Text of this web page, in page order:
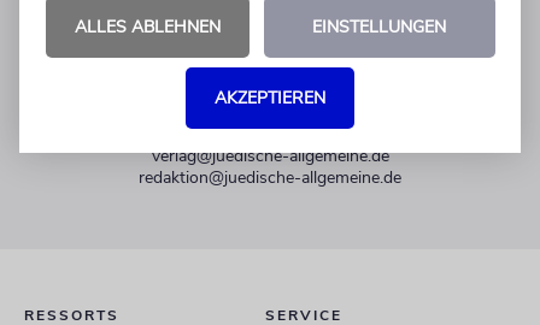
KUNDENSERVICE
+49 30 275833 0
Mo-Do 9-17 Uhr
verlag@juedische-allgemeine.de
redaktion@juedische-allgemeine.de
RESSORTS SERVICE
ALLES ABLEHNEN EINSTELLUNGEN
AKZEPTIEREN